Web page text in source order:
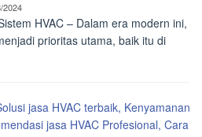
2024
HVAC – Dalam era modern ini,
prioritas utama, baik itu di